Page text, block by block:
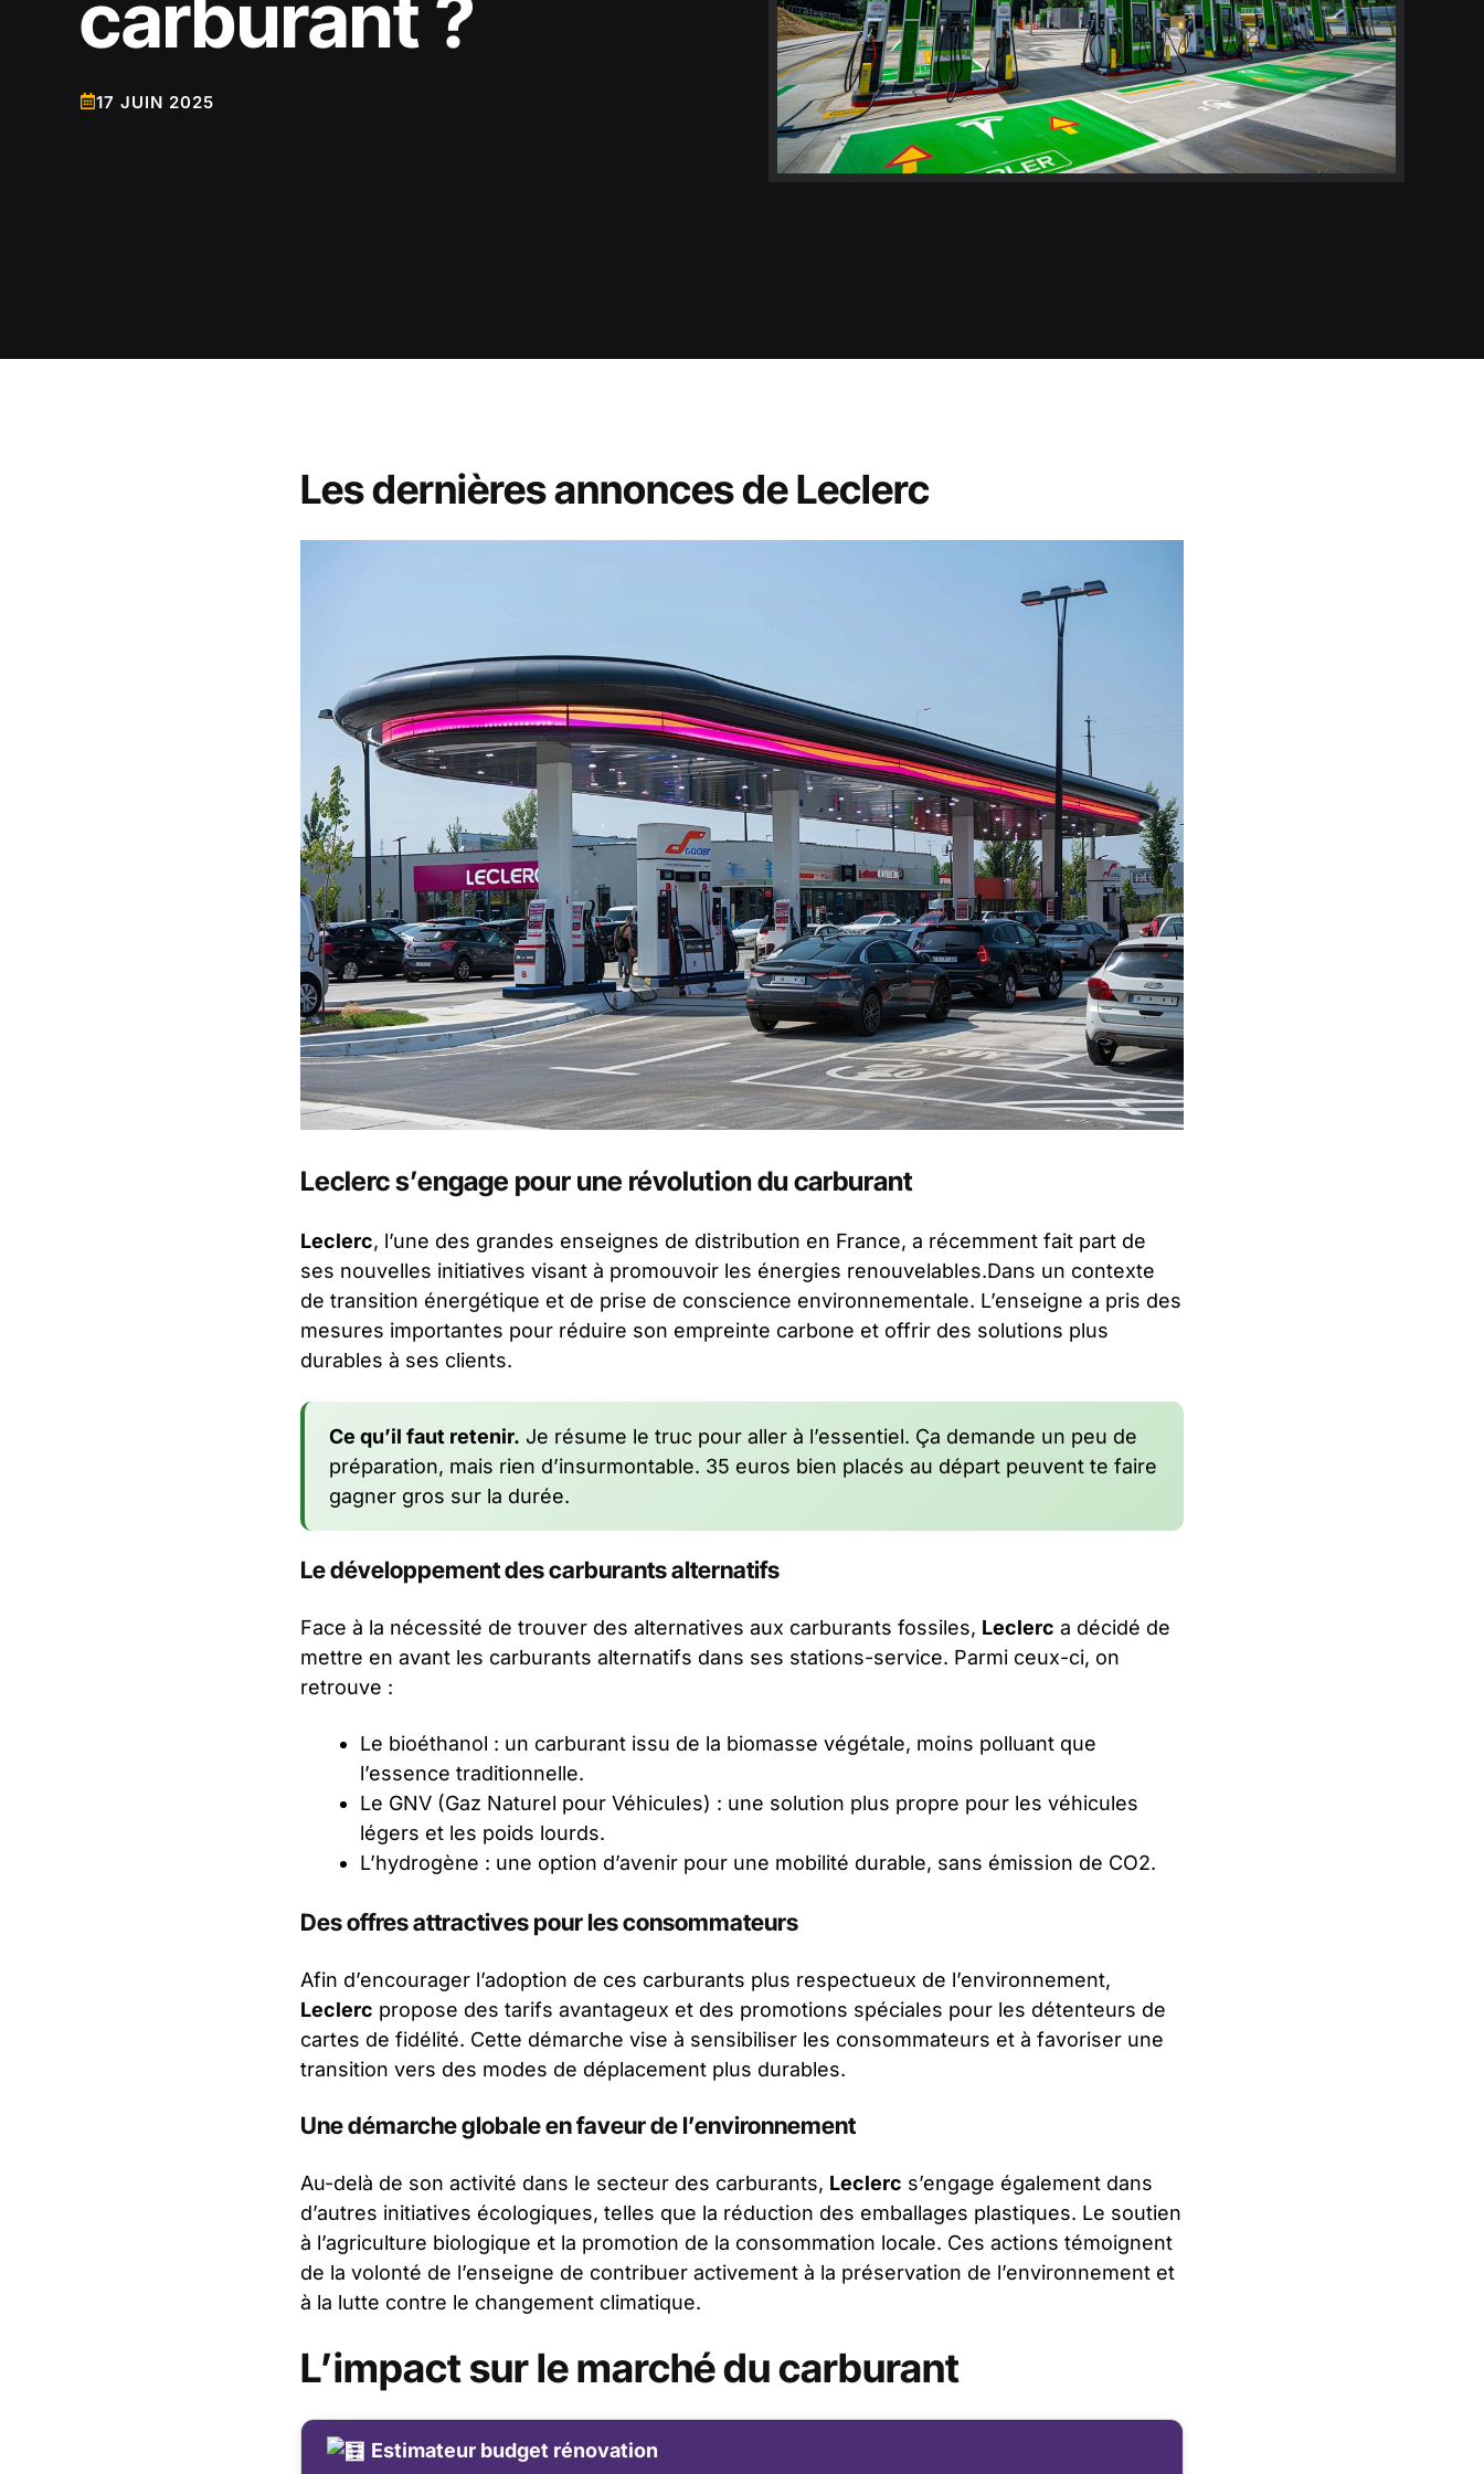
carburant ?
17 JUIN 2025
Les dernières annonces de Leclerc
Leclerc s’engage pour une révolution du carburant
Leclerc, l’une des grandes enseignes de distribution en France, a récemment fait part de
ses nouvelles initiatives visant à promouvoir les énergies renouvelables.Dans un contexte
de transition énergétique et de prise de conscience environnementale. L’enseigne a pris des
mesures importantes pour réduire son empreinte carbone et offrir des solutions plus
durables à ses clients.
Ce qu’il faut retenir. Je résume le truc pour aller à l’essentiel. Ça demande un peu de
préparation, mais rien d’insurmontable. 35 euros bien placés au départ peuvent te faire
gagner gros sur la durée.
Le développement des carburants alternatifs
Face à la nécessité de trouver des alternatives aux carburants fossiles, Leclerc a décidé de
mettre en avant les carburants alternatifs dans ses stations-service. Parmi ceux-ci, on
retrouve :
Le bioéthanol : un carburant issu de la biomasse végétale, moins polluant que
l’essence traditionnelle.
Le GNV (Gaz Naturel pour Véhicules) : une solution plus propre pour les véhicules
légers et les poids lourds.
L’hydrogène : une option d’avenir pour une mobilité durable, sans émission de CO2.
Des offres attractives pour les consommateurs
Afin d’encourager l’adoption de ces carburants plus respectueux de l’environnement,
Leclerc propose des tarifs avantageux et des promotions spéciales pour les détenteurs de
cartes de fidélité. Cette démarche vise à sensibiliser les consommateurs et à favoriser une
transition vers des modes de déplacement plus durables.
Une démarche globale en faveur de l’environnement
Au-delà de son activité dans le secteur des carburants, Leclerc s’engage également dans
d’autres initiatives écologiques, telles que la réduction des emballages plastiques. Le soutien
à l’agriculture biologique et la promotion de la consommation locale. Ces actions témoignent
de la volonté de l’enseigne de contribuer activement à la préservation de l’environnement et
à la lutte contre le changement climatique.
L’impact sur le marché du carburant
Estimateur budget rénovation